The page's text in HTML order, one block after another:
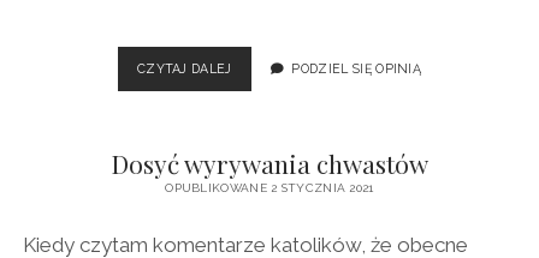
CZYTAJ DALEJ HISTORIA
DRUGIEGO
PODZIEL SIĘ OPINIĄ
Dosyć wyrywania chwastów
OPUBLIKOWANE 2 STYCZNIA 2021
Kiedy czytam komentarze katolików, że obecne